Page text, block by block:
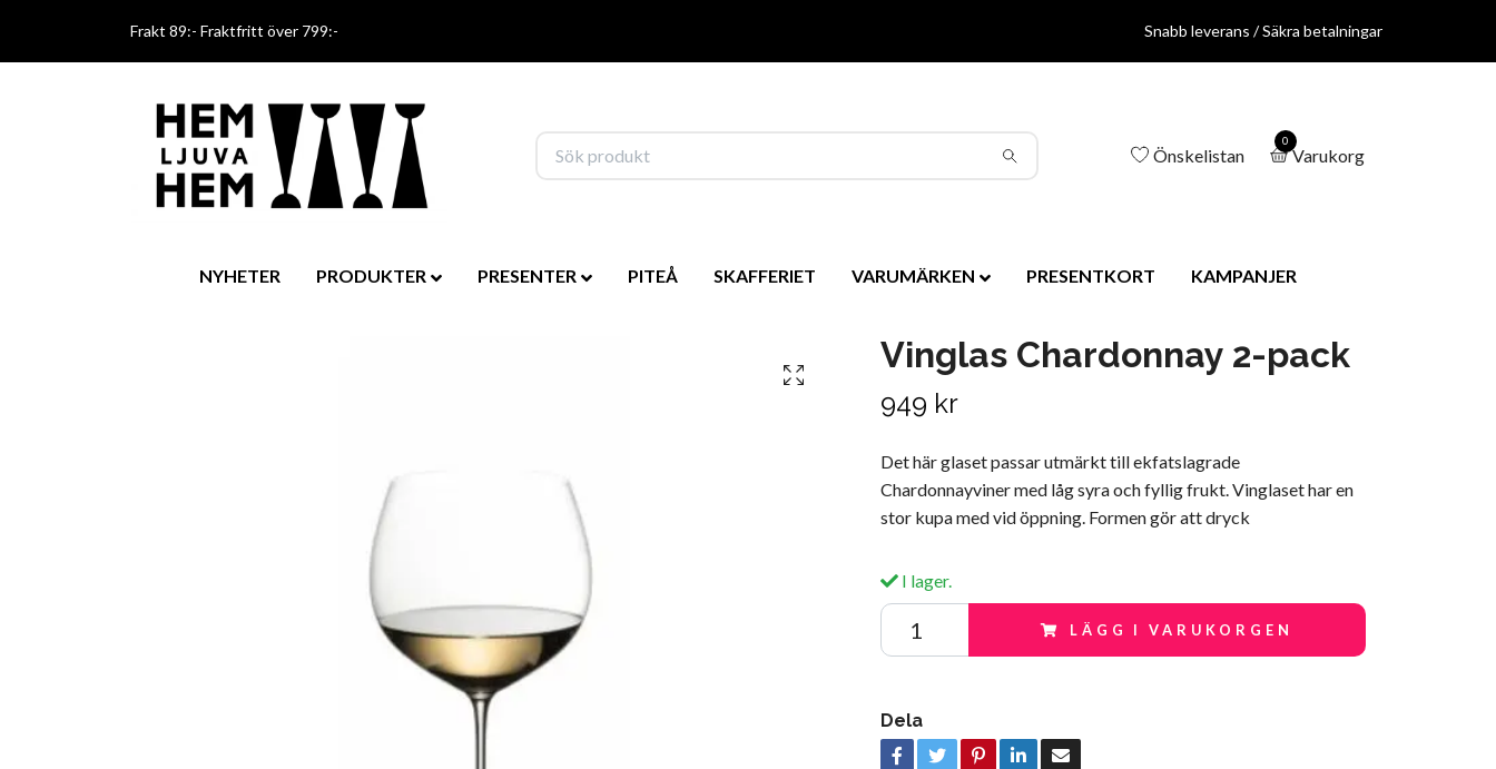
Frakt 89:- Fraktfritt över 799:- Snabb leverans / Säkra betalningar
Önskelistan
0
Varukorg
NYHETER PRODUKTER PRESENTER PITEÅ SKAFFERIET VARUMÄRKEN PRESENTKORT KAMPANJER
Vinglas Chardonnay 2-pack
949 kr
Det här glaset passar utmärkt till ekfatslagrade
Chardonnayviner med låg syra och fyllig frukt. Vinglaset har en
stor kupa med vid öppning. Formen gör att dryck
I lager.
LÄGG I VARUKORGEN
Dela